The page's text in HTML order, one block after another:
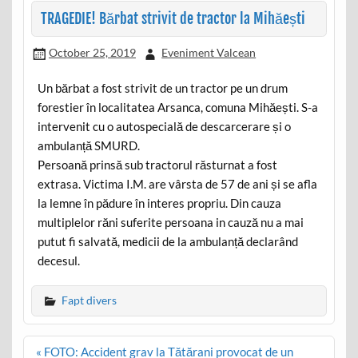
TRAGEDIE! Bărbat strivit de tractor la Mihăești
October 25, 2019 Eveniment Valcean
Un bărbat a fost strivit de un tractor pe un drum
forestier în localitatea Arsanca, comuna Mihăești. S-a
intervenit cu o autospecială de descarcerare și o
ambulanță SMURD.
Persoană prinsă sub tractorul răsturnat a fost
extrasa. Victima I.M. are vârsta de 57 de ani și se afla
la lemne în pădure în interes propriu. Din cauza
multiplelor răni suferite persoana in cauză nu a mai
putut fi salvată, medicii de la ambulanță declarând
decesul.
Fapt divers
Post
« FOTO: Accident grav la Tătărani provocat de un